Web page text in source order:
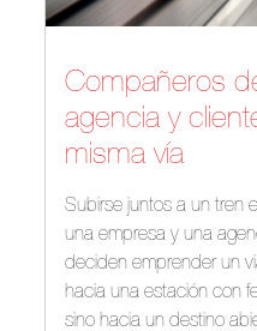
Compañeros
agencia y
misma vía
Subirse juntos a un tren
una empresa y una
deciden emprender un
hacia una estación con
sino hacia un destino